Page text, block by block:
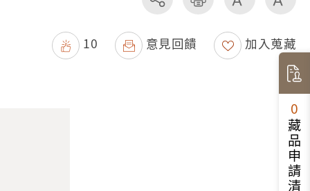
10 意見回饋 加入蒐藏
0
藏品申請清單